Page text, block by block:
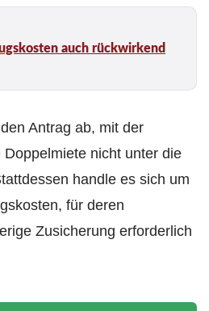
auch rückwirkend
Antrag ab, mit der
nicht unter die
handle es sich um
für deren
Zusicherung erforderlich